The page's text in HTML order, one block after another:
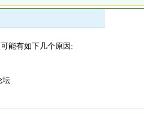
能有如下几个原因:
坛